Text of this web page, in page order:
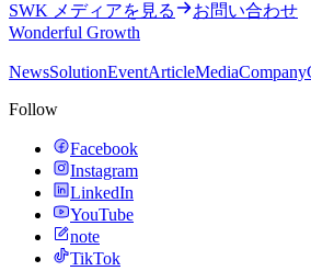
SWK メディアを見る
お問い合わせ
Wonderful Growth
NewsSolutionEventArticleMediaCompany
Follow
Facebook
Instagram
LinkedIn
YouTube
note
TikTok